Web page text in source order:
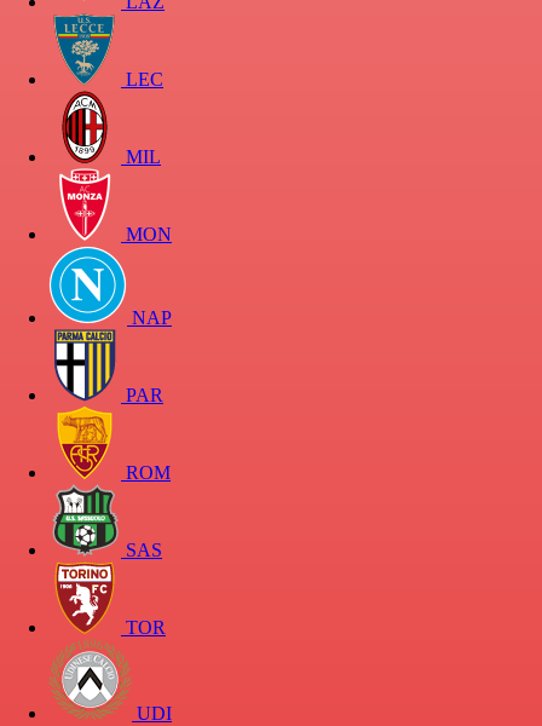
LEC
MIL
MON
NAP
PAR
ROM
SAS
TOR
UDI